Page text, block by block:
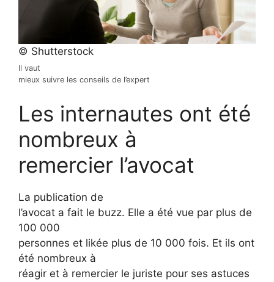
© Shutterstock
Il vaut
mieux suivre les conseils de l’expert
Les internautes ont été
nombreux à
remercier l’avocat
La publication de
l’avocat a fait le buzz. Elle a été vue par plus de
100 000
personnes et likée plus de 10 000 fois. Et ils ont
été nombreux à
réagir et à remercier le juriste pour ses astuces